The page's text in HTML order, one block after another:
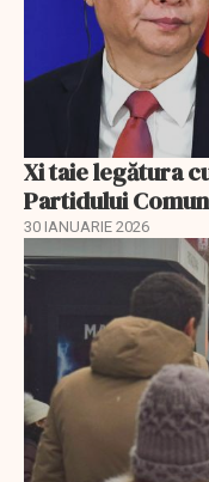
Xi taie legătura
Partidului
30 IANUARIE 2026